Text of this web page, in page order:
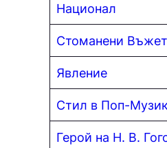
Национал
Стоманени
Явление
Стил в Поп-
Герой на Н. В.